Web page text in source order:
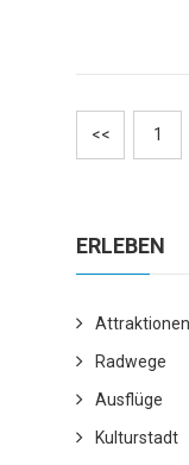
<< 1
ERLEBEN
Attraktionen
Radwege
Ausflüge
Kulturstadt